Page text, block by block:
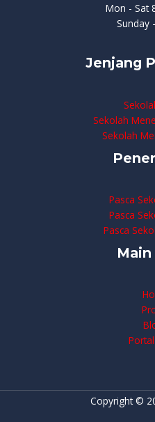
Mon - Sat
Sunday
Jenjang
Sekolah
Sekolah
Pasca
Pasca
Pasca
Main
Copyright ©